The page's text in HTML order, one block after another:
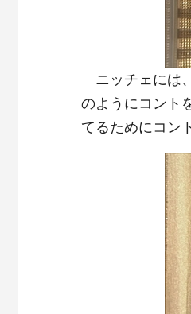
ニッチェには
のようにコント
てるためにコン